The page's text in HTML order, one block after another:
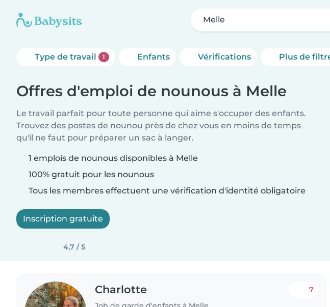
Melle
Type de travail 1 Enfants Vérifications Plus de
Offres d'emploi de nounous à Melle
Le travail parfait pour toute personne qui aime s'occuper des enfants.
Trouvez des postes de nounou près de chez vous en moins de temps
qu'il ne faut pour préparer un sac à langer.
1 emplois de nounous disponibles à Melle
100% gratuit pour les nounous
Tous les membres effectuent une vérification d'identité obligatoire
Inscription gratuite
4,7 / 5
Charlotte 7